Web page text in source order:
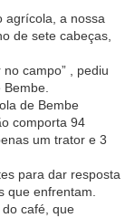
agrícola, a nossa
de sete cabeças,
campo” , pediu
de Bembe
comporta 94
um trator e 3
para dar resposta
que enfrentam.
café, que